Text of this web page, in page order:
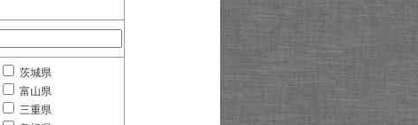
茨城県
富山県
三重県